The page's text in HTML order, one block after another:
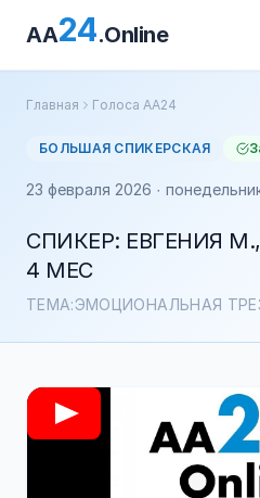
AA24.Online
Главная Голоса АА24
БОЛЬШАЯ СПИКЕРСКАЯ
23 февраля 2026 ·
СПИКЕР: ЕВГЕНИЯ
4 МЕС
ТЕМА:ЭМОЦИОНАЛЬНАЯ